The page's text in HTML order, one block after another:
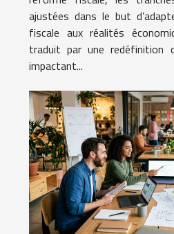
ajustées dans le but
fiscale aux réalités
traduit par une redéfinition
impactant...